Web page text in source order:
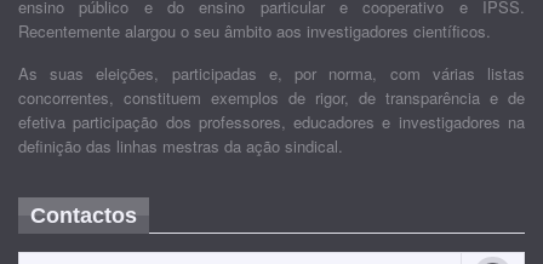
ensino público e do ensino particular e cooperativo e IPSS.
Recentemente alargou o seu âmbito aos investigadores científicos.
As suas eleições, participadas e, por norma, com várias listas
concorrentes, constituem exemplos de rigor, de transparência e de
efetiva participação dos professores, educadores e investigadores na
definição das linhas mestras da ação sindical.
Contactos